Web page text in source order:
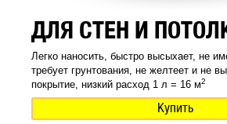
ДЛЯ СТЕН И
Легко наносить, быстро высыхает, не
требует грунтования, не желтеет и не
покрытие, низкий расход 1 л = 16 м2
Купить